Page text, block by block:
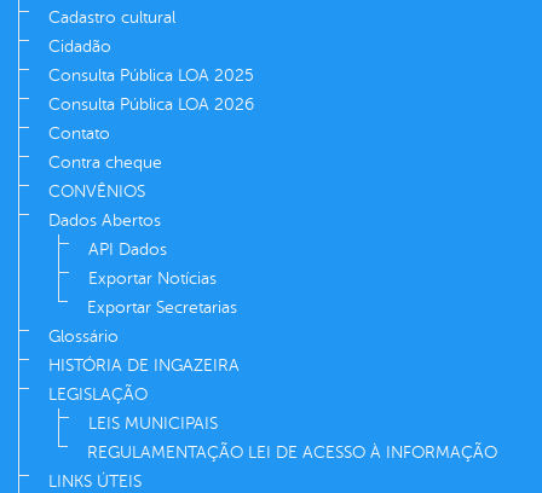
Cadastro cultural
Cidadão
Consulta Pública LOA 2025
Consulta Pública LOA 2026
Contato
Contra cheque
CONVÊNIOS
Dados Abertos
API Dados
Exportar Notícias
Exportar Secretarias
Glossário
HISTÓRIA DE INGAZEIRA
LEGISLAÇÃO
LEIS MUNICIPAIS
REGULAMENTAÇÃO LEI DE ACESSO À INFORMAÇÃO
LINKS ÚTEIS